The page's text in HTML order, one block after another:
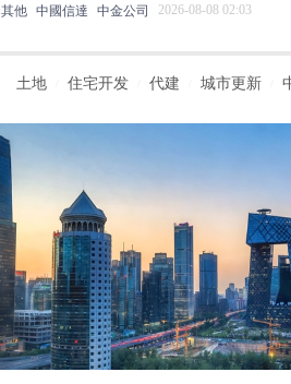
其他 中國信達 中金公司 2026-08-08 02:03
土地 住宅开发 代建 城市更新